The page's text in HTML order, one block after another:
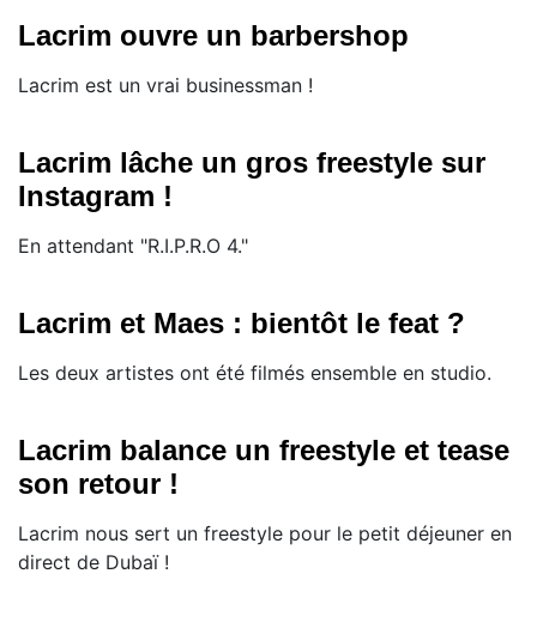
Lacrim ouvre un barbershop
Lacrim est un vrai businessman !
Lacrim lâche un gros freestyle sur
Instagram !
En attendant "R.I.P.R.O 4."
Lacrim et Maes : bientôt le feat ?
Les deux artistes ont été filmés ensemble en studio.
Lacrim balance un freestyle et tease
son retour !
Lacrim nous sert un freestyle pour le petit déjeuner en
direct de Dubaï !